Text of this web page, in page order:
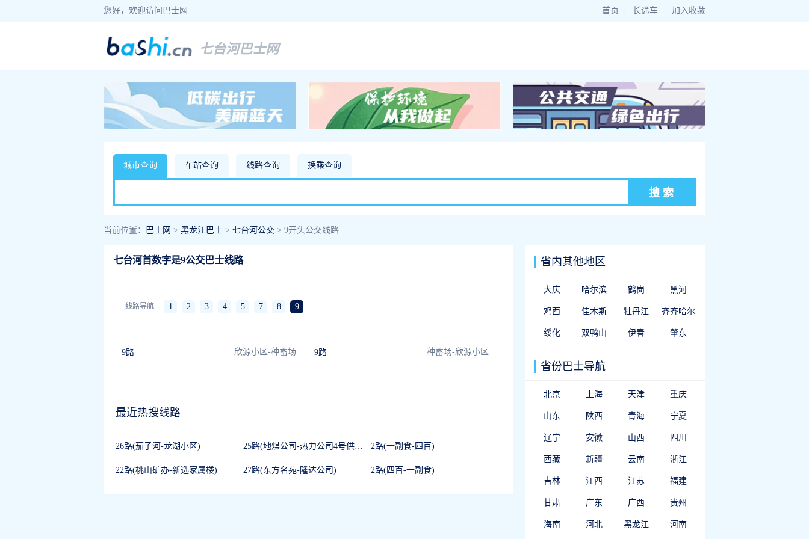
您好，欢迎访问巴士网 首页 长途车 加入收藏
七台河巴士网
城市查询 车站查询 线路查询 换乘查询
当前位置： 巴士网 > 黑龙江巴士 > 七台河公交 > 9开头公交线路
七台河首数字是9公交巴士线路
线路导航 1 2 3 4 5 7 8 9
9路 欣源小区-种蓄场 9路 种蓄场-欣源小区
最近热搜线路
26路(茄子河-龙湖小区) 25路(地煤公司-热力公司4号供热站) 2路(一副食-四百)
22路(桃山矿办-新选家属楼) 27路(东方名苑-隆达公司) 2路(四百-一副食)
省内其他地区
大庆 哈尔滨 鹤岗 黑河
鸡西 佳木斯 牡丹江 齐齐哈尔
绥化 双鸭山 伊春 肇东
省份巴士导航
北京 上海 天津 重庆
山东 陕西 青海 宁夏
辽宁 安徽 山西 四川
西藏 新疆 云南 浙江
吉林 江西 江苏 福建
甘肃 广东 广西 贵州
海南 河北 黑龙江 河南